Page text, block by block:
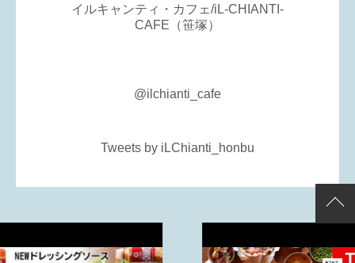
イルキャンティ・カフェ/iL-CHIANTI-
CAFE（笹塚）
@ilchianti_cafe
Tweets by iLChianti_honbu